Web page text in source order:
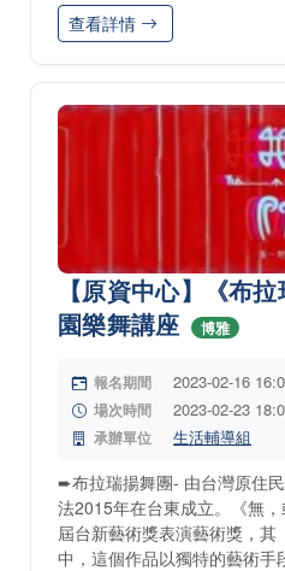
查看詳情
【原資中心】《布
園樂舞講座
博雅
報名期間 2023-02-16
場次時間 2023-02-23
承辦單位 生活輔導組
➨布拉瑞揚舞團- 由台灣原住
法2015年在台東成立。《無
屆台新藝術獎表演藝術獎，
中，這個作品以獨特的藝術手